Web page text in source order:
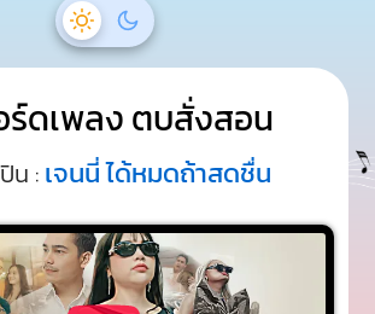
ร์ดเพลง ตบสั่งสอน
น : เจนนี่ ได้หมดถ้าสดชื่น